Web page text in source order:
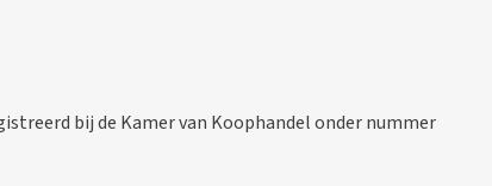
bij de Kamer van Koophandel onder nummer